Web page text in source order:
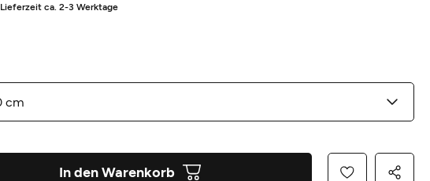
Lieferzeit ca. 2-3 Werktage
In den Warenkorb